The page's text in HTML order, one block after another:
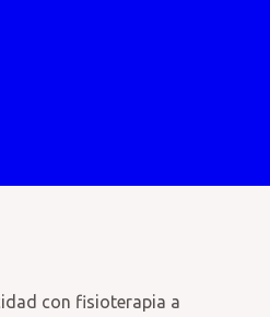
con fisioterapia a